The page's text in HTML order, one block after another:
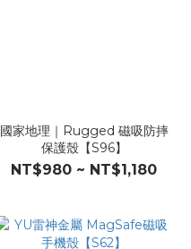
國家地理｜Rugged 磁吸防摔
保護殼【S96】
NT$980 ~ NT$1,180